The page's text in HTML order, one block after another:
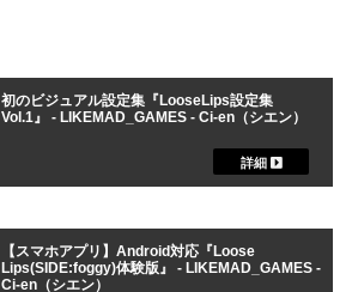
初のビジュアル設定集『LooseLips設定集
Vol.1』 - LIKEMAD_GAMES - Ci-en（シエン）
【スマホアプリ】Android対応『Loose
Lips(SIDE:foggy)体験版』 - LIKEMAD_GAMES -
Ci-en（シエン）